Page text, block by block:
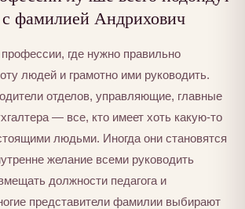
с фамилией Андрихович
где нужно правильно
людей и грамотно ими руководить.
отделов, управляющие, главные
— все, кто имеет хоть какую-то
людьми. Иногда они становятся
желание всеми руководить
должности педагога и
представители фамилии выбирают